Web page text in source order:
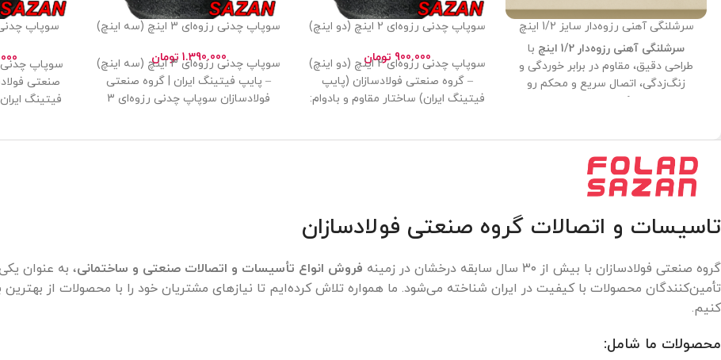
سرشلنگی آهنی رزوه‌دار سایز 1/2 اینچ
سرشلنگی آهنی رزوه‌دار 1/2 اینچ
با
طراحی دقیق، مقاوم در برابر خوردگی و
زنگ‌زدگی، اتصال سریع و محکم رو
تضمین می‌کنه. این محصول برای
صنعتی ایده‌آل است. نصب آسان بدون
نیاز به ابزار خاص و کارکرد بی‌نقص در
شرایط مختلف!
سوپاپ چدنی رزوه‌ای 2 اینچ (دو اینچ)
900.000 تومانسوپاپ چدنی رزوه‌ای 2 اینچ (دو اینچ)
– گروه صنعتی فولادسازان (پایپ
فیتینگ ایران) ساختار مقاوم و بادوام:
سوپاپ چدنی رزوه‌ای 3 اینچ (سه اینچ)
1.390.000 تومان
سوپاپ چدنی رزوه‌ای 3 اینچ (سه اینچ)
– پایپ فیتینگ ایران | گروه صنعتی
فولادسازان سوپاپ چدنی رزوه‌ای 3
صنعتی
فیتینگ
تاسیسات و اتصالات گروه صنعتی فولادسازان
گروه صنعتی فولادسازان با بیش از ۳۰ سال سابقه درخشان در زمینه فروش انواع تأسیسات و اتصالات صنعتی و ساختمانی، به عنوان
تأمین‌کنندگان محصولات با کیفیت در ایران شناخته می‌شود. ما همواره تلاش کرده‌ایم تا نیازهای مشتریان خود را با محصولات از بهترین
کنیم.
محصولات ما شامل: